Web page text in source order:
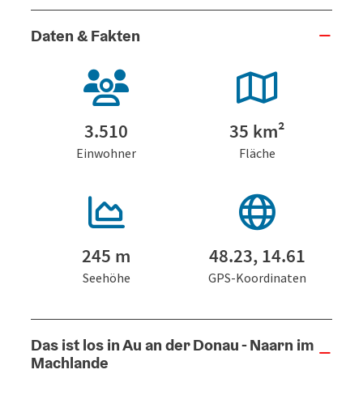
Daten & Fakten
3.510
Einwohner
35 km²
Fläche
245 m
Seehöhe
48.23, 14.61
GPS-Koordinaten
Das ist los in Au an der Donau - Naarn im
Machlande